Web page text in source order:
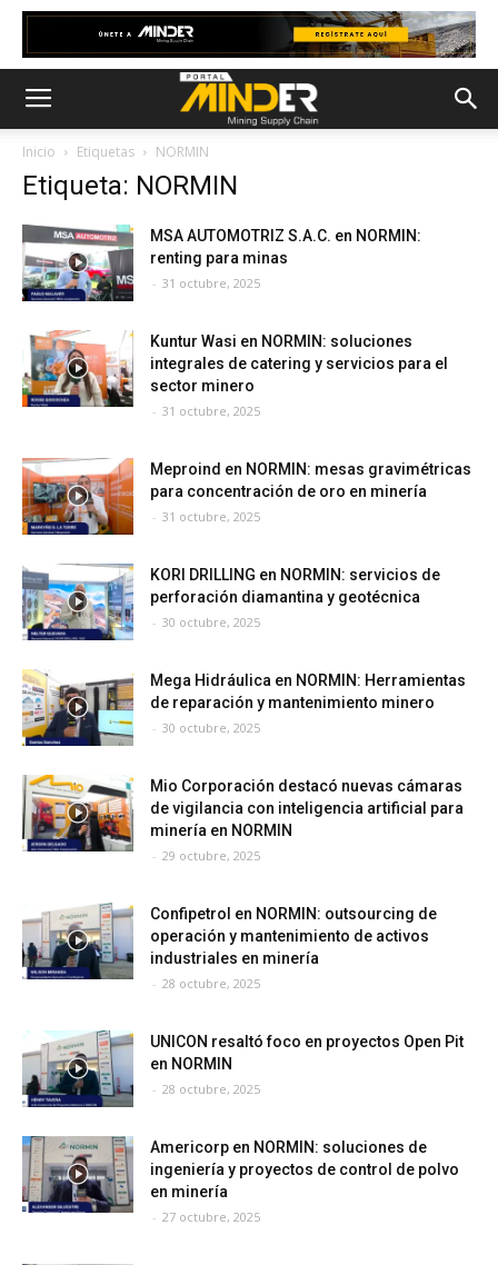
Inicio Etiquetas NORMIN
Etiqueta: NORMIN
MSA AUTOMOTRIZ S.A.C. en NORMIN:
renting para minas
- 31 octubre, 2025
Kuntur Wasi en NORMIN: soluciones
integrales de catering y servicios para el
sector minero
- 31 octubre, 2025
Meproind en NORMIN: mesas gravimétricas
para concentración de oro en minería
- 31 octubre, 2025
KORI DRILLING en NORMIN: servicios de
perforación diamantina y geotécnica
- 30 octubre, 2025
Mega Hidráulica en NORMIN: Herramientas
de reparación y mantenimiento minero
- 30 octubre, 2025
Mio Corporación destacó nuevas cámaras
de vigilancia con inteligencia artificial para
minería en NORMIN
- 29 octubre, 2025
Confipetrol en NORMIN: outsourcing de
operación y mantenimiento de activos
industriales en minería
- 28 octubre, 2025
UNICON resaltó foco en proyectos Open Pit
en NORMIN
- 28 octubre, 2025
Americorp en NORMIN: soluciones de
ingeniería y proyectos de control de polvo
en minería
- 27 octubre, 2025